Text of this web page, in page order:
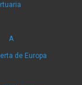
A
de Europa